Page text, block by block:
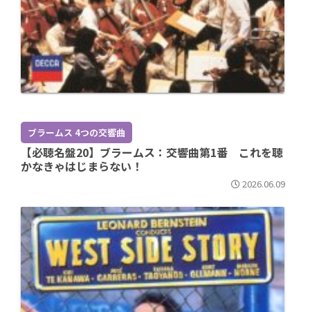
ブラームス 4つの交響曲
【必聴名盤20】ブラームス：交響曲第1番 これを聴
かなきゃはじまらない！
2026.06.09